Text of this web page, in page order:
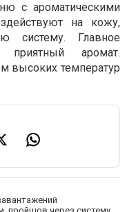
с ароматическими
на кожу,
систему. Главное
приятный аромат.
высоких температур